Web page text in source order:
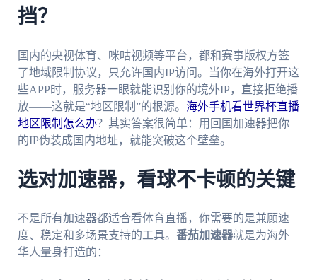
挡？
国内的央视体育、咪咕视频等平台，都和赛事版权方签
了地域限制协议，只允许国内IP访问。当你在海外打开这
些APP时，服务器一眼就能识别你的境外IP，直接拒绝播
放——这就是“地区限制”的根源。 海外手机看世界杯直播
地区限制怎么办？其实答案很简单：用回国加速器把你
的IP伪装成国内地址，就能突破这个壁垒。
选对加速器，看球不卡顿的关键
不是所有加速器都适合看体育直播，你需要的是兼顾速
度、稳定和多场景支持的工具。 番茄加速器就是为海外
华人量身打造的：